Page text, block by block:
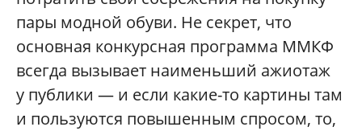
пары модной обуви. Не секрет, что
основная конкурсная программа ММКФ
всегда вызывает наименьший ажиотаж
у публики — и если какие-то картины там
и пользуются повышенным спросом, то,